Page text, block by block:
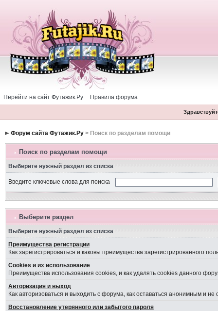
Перейти на сайт Футажик.Ру Правила форума
Форум сайта Футажик.Ру> Поиск по разделам помощи
Поиск по разделам помощи
Выберите нужный раздел из списка
Введите ключевые слова для поиска
Выберите раздел
Выберите нужный раздел из списка
Преимущества регистрации
Как зарегистрироваться и каковы преимущества зарегистрированного
Cookies и их использование
Преимущества использования cookies, и как удалять cookies данного
Авторизация и выход
Как авторизоваться и выходить с форума, как оставаться анонимным и
Восстановление утерянного или забытого пароля